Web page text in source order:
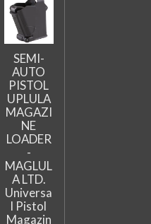
SEMI-
AUTO
PISTOL
UPLULA
MAGAZI
NE
LOADER
-
MAGLUL
A LTD.
Universa
l Pistol
Magazin